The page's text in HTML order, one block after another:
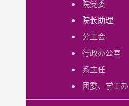
院党委
院长助理
分工会
行政办公室
系主任
团委、学工办